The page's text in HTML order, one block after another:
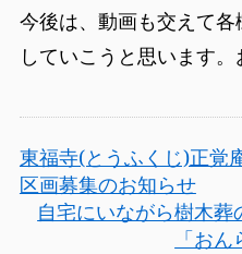
今後は、動画も交えて各
していこうと思います。
東福寺(とうふくじ)正覚
区画募集のお知らせ
自宅にいながら樹木
「お